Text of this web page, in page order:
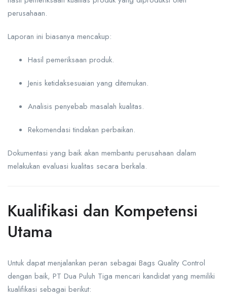
perusahaan.
Laporan ini biasanya mencakup:
Hasil pemeriksaan produk.
Jenis ketidaksesuaian yang ditemukan.
Analisis penyebab masalah kualitas.
Rekomendasi tindakan perbaikan.
Dokumentasi yang baik akan membantu perusahaan dalam
melakukan evaluasi kualitas secara berkala.
Kualifikasi dan Kompetensi
Utama
Untuk dapat menjalankan peran sebagai Bags Quality Control
dengan baik, PT Dua Puluh Tiga mencari kandidat yang memiliki
kualifikasi sebagai berikut: